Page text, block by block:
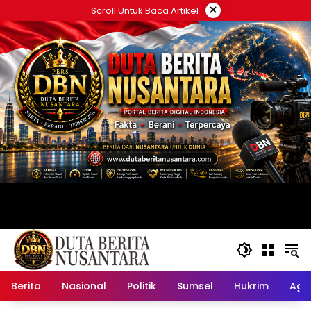
ke
konten
Scroll Untuk Baca Artikel ×
Berita Nasional Politik Sumsel Hukrim